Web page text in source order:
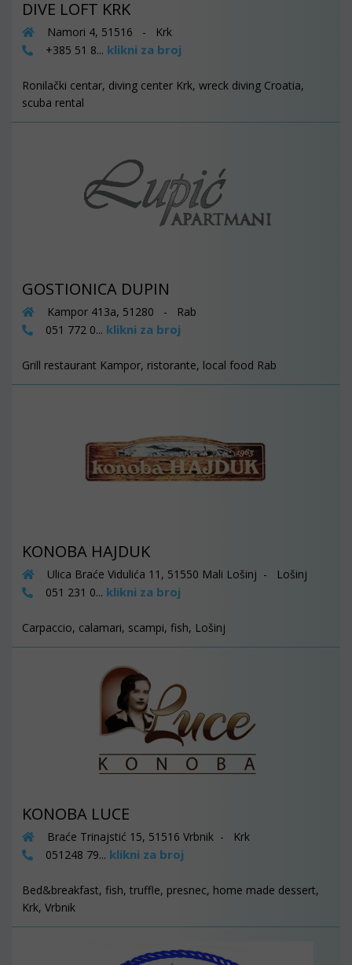
DIVE LOFT KRK
Namori 4, 51516 - Krk
+385 51 8... klikni za broj
Ronilački centar, diving center Krk, wreck diving Croatia,
scuba rental
GOSTIONICA DUPIN
Kampor 413a, 51280 - Rab
051 772 0... klikni za broj
Grill restaurant Kampor, ristorante, local food Rab
KONOBA HAJDUK
Ulica Braće Vidulića 11, 51550 Mali Lošinj - Lošinj
051 231 0... klikni za broj
Carpaccio, calamari, scampi, fish, Lošinj
KONOBA LUCE
Braće Trinajstić 15, 51516 Vrbnik - Krk
051248 79... klikni za broj
Bed&breakfast, fish, truffle, presnec, home made dessert,
Krk, Vrbnik